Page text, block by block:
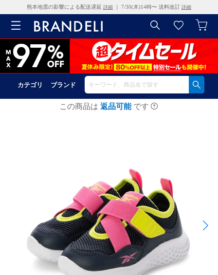
熊本地震の影響による配送遅延 詳細 ｜ 7/30(木)14時〜 送料改訂 詳細
カテゴリ ブランド
この商品は 返品可能 です